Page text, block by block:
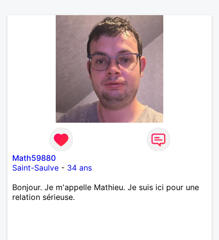
Math59880
Saint-Saulve - 34 ans
Bonjour. Je m'appelle Mathieu. Je suis ici pour une
relation sérieuse.